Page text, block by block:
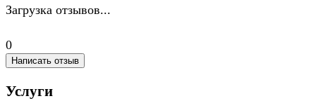
Загрузка отзывов...
0
Написать отзыв
Услуги